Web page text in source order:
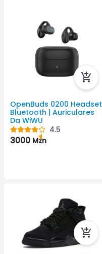
OpenBuds 0200 Headset
Bluetooth | Auriculares
Da WiWU
4.5
3000 Mzn